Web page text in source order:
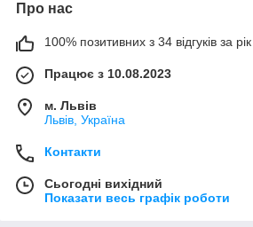
Про нас
100% позитивних з 34 відгуків за рік
Працює з 10.08.2023
м. Львів
Львів, Україна
Контакти
Сьогодні вихідний
Показати весь графік роботи